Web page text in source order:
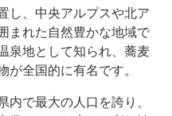
し、中央アルプスや北ア
まれた自然豊かな地域で
泉地として知られ、蕎麦
が全国的に有名です。
内で最大の人口を誇り、